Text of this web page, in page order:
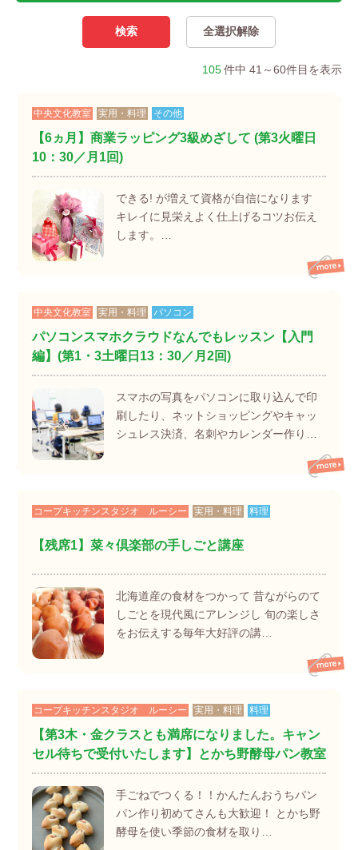
105件中 41～60件目を表示
中央文化教室 実用・料理 その他
【6ヵ月】商業ラッピング3級めざして (第3火曜日
10：30／月1回)
できる! が増えて資格が自信になります
キレイに見栄えよく仕上げるコツお伝え
します。…
中央文化教室 実用・料理 パソコン
パソコンスマホクラウドなんでもレッスン【入門
編】(第1・3土曜日13：30／月2回)
スマホの写真をパソコンに取り込んで印
刷したり、ネットショッピングやキャッ
シュレス決済、名刺やカレンダー作り…
コープキッチンスタジオ ルーシー 実用・料理 料理
【残席1】菜々倶楽部の手しごと講座
北海道産の食材をつかって 昔ながらのて
しごとを現代風にアレンジし 旬の楽しさ
をお伝えする毎年大好評の講…
コープキッチンスタジオ ルーシー 実用・料理 料理
【第3木・金クラスとも満席になりました。キャン
セル待ちで受付いたします】とかち野酵母パン教室
手ごねでつくる！！かんたんおうちパン
パン作り初めてさんも大歓迎！ とかち野
酵母を使い季節の食材を取り…